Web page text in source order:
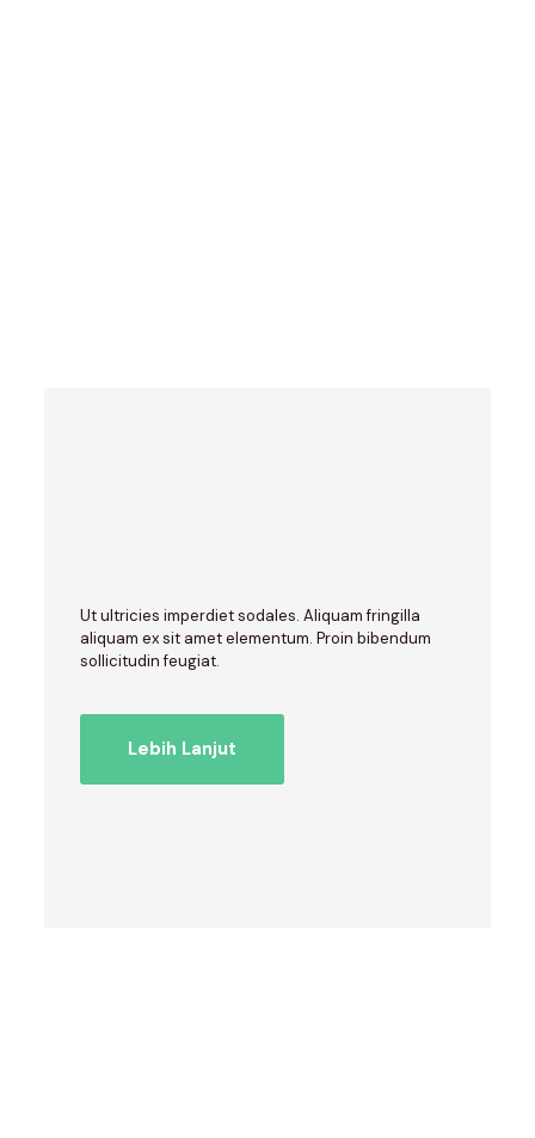
Ut ultricies imperdiet sodales. Aliquam fringilla
aliquam ex sit amet elementum. Proin bibendum
sollicitudin feugiat.
Lebih Lanjut